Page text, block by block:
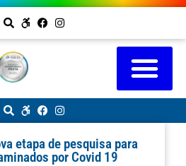
etapa de pesquisa para
por Covid 19